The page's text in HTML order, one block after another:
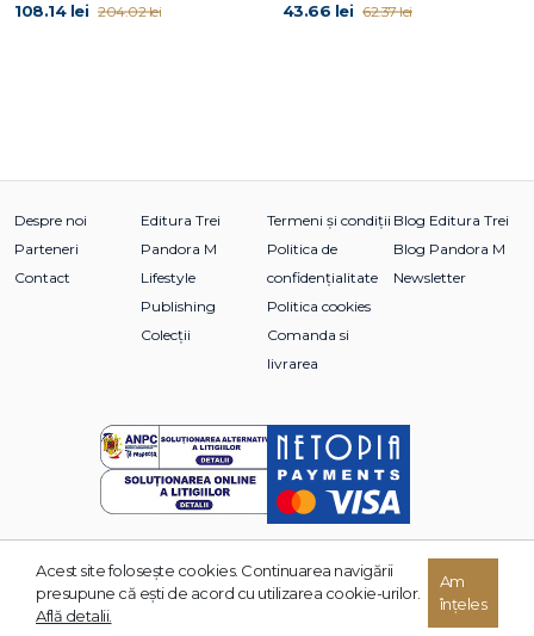
108.14 lei 204.02 lei 43.66 lei 62.37 lei
Despre noi
Parteneri
Contact
Editura Trei
Pandora M
Lifestyle
Publishing
Colecții
Termeni și condiții
Politica de
confidențialitate
Politica cookies
Comanda si
livrarea
Blog Editura Trei
Blog Pandora M
Newsletter
© 2026 Grupul Editorial TREI. Toate drepturile rezervate.
Acest site foloseşte cookies. Continuarea navigării
presupune că eşti de acord cu utilizarea cookie-urilor.
Află detalii.
Am
înțeles